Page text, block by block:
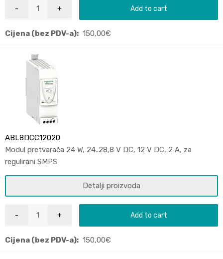
Add to cart
Cijena (bez PDV-a): 150,00€
ABL8DCC12020
Modul pretvarača 24 W, 24..28,8 V DC, 12 V DC, 2 A, za
regulirani SMPS
Detalji proizvoda
Add to cart
Cijena (bez PDV-a): 150,00€